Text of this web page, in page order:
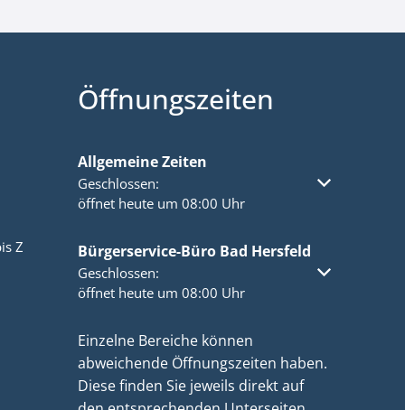
Z
Öffnungszeiten
Allgemeine Zeiten
Klicken, um weitere Öffnungs- oder Schließzeiten
Geschlossen:
öffnet heute um 08:00 Uhr
Bürgerservice-Büro Bad Hersfeld
Klicken, um weitere Öffnungs- oder Schließzeiten
Geschlossen:
öffnet heute um 08:00 Uhr
Einzelne Bereiche können
abweichende Öffnungszeiten haben.
Diese finden Sie jeweils direkt auf